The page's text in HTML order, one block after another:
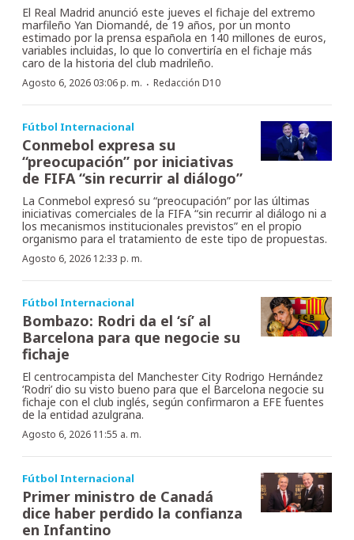
El Real Madrid anunció este jueves el fichaje del extremo
marfileño Yan Diomandé, de 19 años, por un monto
estimado por la prensa española en 140 millones de euros,
variables incluidas, lo que lo convertiría en el fichaje más
caro de la historia del club madrileño.
Agosto 6, 2026 03:06 p. m. · Redacción D10
Fútbol Internacional
Conmebol expresa su
“preocupación” por iniciativas
de FIFA “sin recurrir al diálogo”
La Conmebol expresó su “preocupación” por las últimas
iniciativas comerciales de la FIFA “sin recurrir al diálogo ni a
los mecanismos institucionales previstos” en el propio
organismo para el tratamiento de este tipo de propuestas.
Agosto 6, 2026 12:33 p. m.
Fútbol Internacional
Bombazo: Rodri da el ‘sí’ al
Barcelona para que negocie su
fichaje
El centrocampista del Manchester City Rodrigo Hernández
‘Rodri’ dio su visto bueno para que el Barcelona negocie su
fichaje con el club inglés, según confirmaron a EFE fuentes
de la entidad azulgrana.
Agosto 6, 2026 11:55 a. m.
Fútbol Internacional
Primer ministro de Canadá
dice haber perdido la confianza
en Infantino